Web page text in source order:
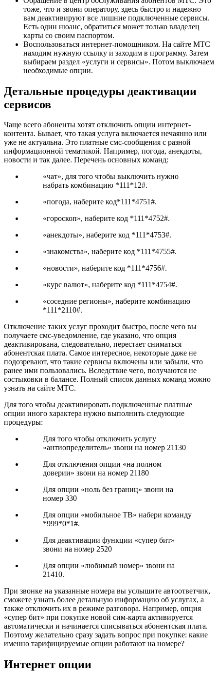
тоже, что и звони оператору, здесь быстро и надежно
вам деактивируют все лишние подключенные сервисы.
Есть один нюанс, обратиться может только владелец
карты со своим паспортом.
Воспользоваться интернет-помощником. На сайте МТС
находим нужную ссылку и заходим в программу. Затем
выбираем раздел «услуги и сервисы». Потом выключаем
необходимые опции.
Детальные процедуры деактивации
сервисов
Чаще всего абоненты хотят отключить опции интернет-
контента. Бывает, что такая услуга включается нечаянно или
уже не актуальна. Это платные смс-сообщения с разной
информационной тематикой. Например, погода, анекдоты,
новости и так далее. Перечень основных команд:
«чат», для того чтобы выключить нужно
набрать комбинацию *111*12#.
«погода, наберите код*111*4751#.
«гороскоп», наберите код *111*4752#.
«анекдоты», наберите код *111*4753#.
«знакомства», наберите код *111*4755#.
«новости», наберите код *111*4756#.
«курс валют», наберите код *111*4754#.
«соседние регионы», наберите комбинацию
*111*2110#.
Отключение таких услуг проходит быстро, после чего вы
получаете смс-уведомление, где указано, что опция
деактивирована, следовательно, перестает сниматься
абонентская плата. Самое интересное, некоторые даже не
подозревают, что такие сервисы включены или забыли, что
ранее ими пользовались. Вследствие чего, получаются не
состыковки в балансе. Полный список данных команд можно
узнать на сайте МТС.
Для того чтобы деактивировать подключенные платные
опции иного характера нужно выполнить следующие
процедуры:
Для того чтобы отключить услугу
«антиопределитель» звони на номер 21130
Для отключения опции «на полном
доверии» звони на номер 21180
Для опции «ноль без границ» звони на
номер 330
Для опции «мобильное ТВ» набери команду
*999*0*1#.
Для деактивации функции «супер бит»
звони на номер 2520
Для опции «любимый номер» звони на
21410.
При звонке на указанные номера вы услышите автоответчик,
сможете узнать более детальную информацию об услугах, а
также отключить их в режиме разговора. Например, опция
«супер бит» при покупке новой сим-карта активируется
автоматически и начинается списываться абонентская плата.
Поэтому желательно сразу задать вопрос при покупке: какие
именно тарифицируемые опции работают на номере?
Интернет опции